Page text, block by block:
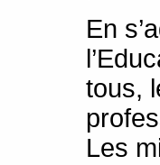
En
tous,
Les